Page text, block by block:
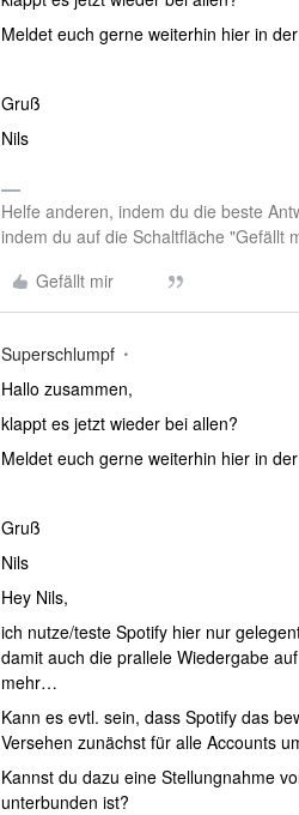
Meldet euch gerne weiterhin hier in
Gruß
Nils
Helfe anderen, indem du die beste
indem du auf die Schaltfläche "Gefällt
Gefällt mir
Superschlumpf
Hallo zusammen,
klappt es jetzt wieder bei allen?
Meldet euch gerne weiterhin hier in
Gruß
Nils
Hey Nils,
ich nutze/teste Spotify hier nur
damit auch die prallele Wiedergabe
mehr…
Kann es evtl. sein, dass Spotify das
Versehen zunächst für alle Accounts
Kannst du dazu eine Stellungnahme
unterbunden ist?